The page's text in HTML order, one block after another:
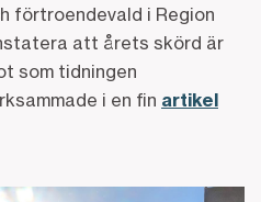
förtroendevald i Region
att årets skörd är
som tidningen
i en fin artikel